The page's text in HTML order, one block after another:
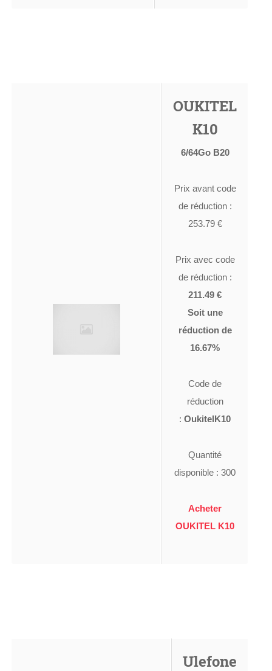
OUKITEL
K10
6/64Go B20
Prix avant code
de réduction :
253.79 €
Prix avec code
de réduction :
211.49 €
Soit une
réduction de
16.67%
Code de
réduction
: OukitelK10
Quantité
disponible : 300
Acheter
OUKITEL K10
Ulefone